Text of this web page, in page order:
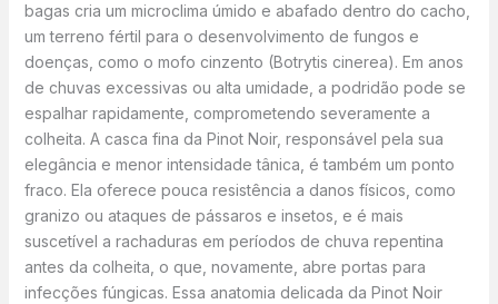
bagas cria um microclima úmido e abafado dentro do cacho,
um terreno fértil para o desenvolvimento de fungos e
doenças, como o mofo cinzento (Botrytis cinerea). Em anos
de chuvas excessivas ou alta umidade, a podridão pode se
espalhar rapidamente, comprometendo severamente a
colheita. A casca fina da Pinot Noir, responsável pela sua
elegância e menor intensidade tânica, é também um ponto
fraco. Ela oferece pouca resistência a danos físicos, como
granizo ou ataques de pássaros e insetos, e é mais
suscetível a rachaduras em períodos de chuva repentina
antes da colheita, o que, novamente, abre portas para
infecções fúngicas. Essa anatomia delicada da Pinot Noir